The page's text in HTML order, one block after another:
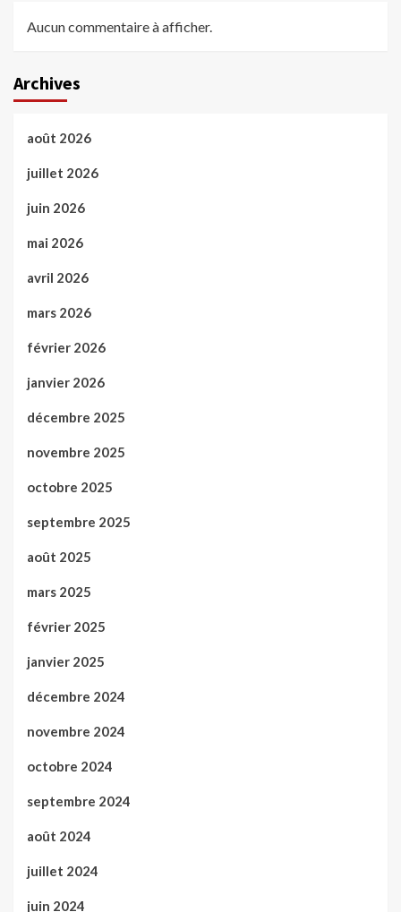
Aucun commentaire à afficher.
Archives
août 2026
juillet 2026
juin 2026
mai 2026
avril 2026
mars 2026
février 2026
janvier 2026
décembre 2025
novembre 2025
octobre 2025
septembre 2025
août 2025
mars 2025
février 2025
janvier 2025
décembre 2024
novembre 2024
octobre 2024
septembre 2024
août 2024
juillet 2024
juin 2024